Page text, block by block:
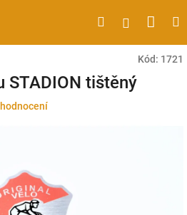
HledatPřihlášení
Kód: 1721
STADION tištěný